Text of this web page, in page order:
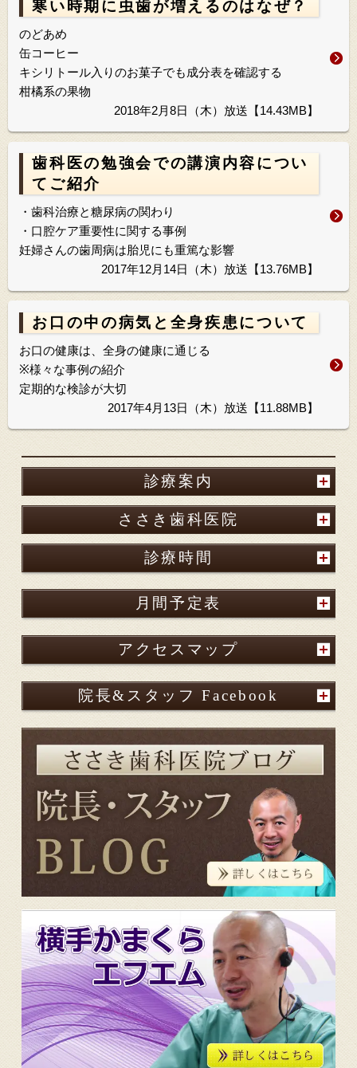
寒い時期に虫歯が増えるのはなぜ？
のどあめ
缶コーヒー
キシリトール入りのお菓子でも成分表を確認する
柑橘系の果物
2018年2月8日（木）放送【14.43MB】
歯科医の勉強会での講演内容につい
てご紹介
・歯科治療と糖尿病の関わり
・口腔ケア重要性に関する事例
妊婦さんの歯周病は胎児にも重篤な影響
2017年12月14日（木）放送【13.76MB】
お口の中の病気と全身疾患について
お口の健康は、全身の健康に通じる
※様々な事例の紹介
定期的な検診が大切
2017年4月13日（木）放送【11.88MB】
診療案内
ささき歯科医院
診療時間
月間予定表
アクセスマップ
院長&スタッフ Facebook